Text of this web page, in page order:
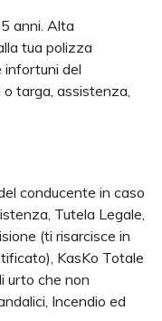
anni. Alta
tua polizza
infortuni del
targa, assistenza,
conducente in caso
Tutela Legale,
(ti risarcisce in
KasKo Totale
urto che non
Incendio ed